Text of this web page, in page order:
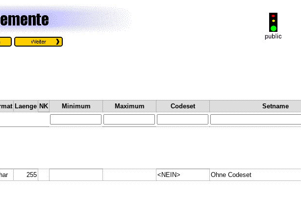
Laenge NK Minimum Maximum Codeset Setname
255 <NEIN> Ohne Codeset